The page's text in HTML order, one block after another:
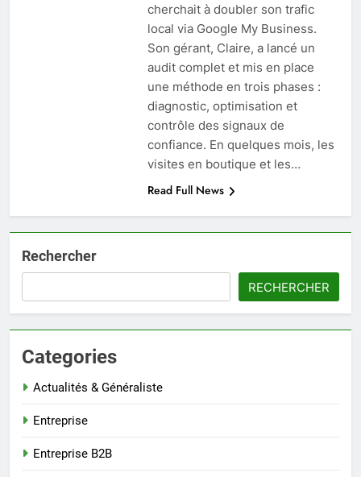
cherchait à doubler son trafic
local via Google My Business.
Son gérant, Claire, a lancé un
audit complet et mis en place
une méthode en trois phases :
diagnostic, optimisation et
contrôle des signaux de
confiance. En quelques mois, les
visites en boutique et les…
Read Full News
Rechercher
RECHERCHER
Categories
Actualités & Généraliste
Entreprise
Entreprise B2B